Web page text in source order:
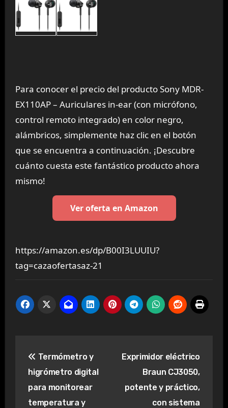
Para conocer el precio del producto Sony MDR-
EX110AP – Auriculares in-ear (con micrófono,
control remoto integrado) en color negro,
alámbricos, simplemente haz clic en el botón
que se encuentra a continuación. ¡Descubre
cuánto cuesta este fantástico producto ahora
mismo!
Ver oferta en Amazon
https://amazon.es/dp/B00I3LUUIU?
tag=cazaofertasaz-21
de
entradas
Termómetro y
higrómetro digital
para monitorear
temperatura y
Exprimidor eléctrico
Braun CJ3050,
potente y práctico,
con sistema